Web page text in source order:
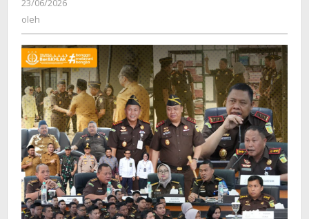
Kerja,
dan
Integritas
Aparatur
23/06/2026
oleh